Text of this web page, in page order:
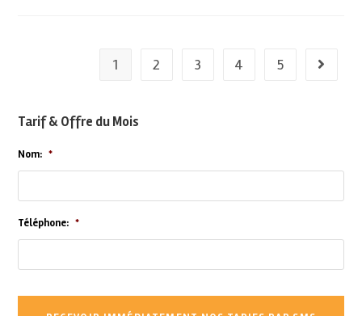
1 2 3 4 5
Tarif & Offre du Mois
Nom: *
Téléphone: *